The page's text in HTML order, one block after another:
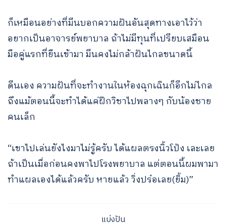
ก็เหมือนอย่างที่มีนบอกความฝันอันสุดทางเอาไว้ว่า
อยากเป็นอาจารย์พยาบาล ถ้าไม่มีทุนที่เปรียบเสมือน
มือคู่แรกที่ยืนเข้ามา มีนคงไม่กล้าฝันไกลขนาดนี้
ดีนเอง ความฝันที่จะทำงานในห้องฉุกเฉินก็อีกไม่ไกล
ถึงแม้ตอนนี้จะทำได้แค่ฝึกวิชาไปพลางๆ กับน้องชาย
คนเล็ก
“เขาไปเล่นยังไงมาไม่รู้ครับ ได้แผลตรงนิ้วโป้ง เละเลย
ถ้าเป็นเมื่อก่อนคงพาไปโรงพยาบาล แต่ตอนนี้ผมพามา
ทำแผลเองได้แล้วครับ หายแล้ว วิ่งปร๋อเลย(ยิ้ม)”
แบ่งปัน